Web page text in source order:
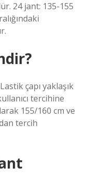
24 jant: 135-155
çapı yaklaşık
tercihine
155/160 cm ve
tercih